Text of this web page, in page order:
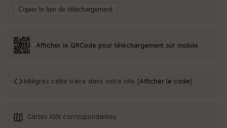
Afficher le QRCode pour téléchargement sur mobile
Intégrez cette trace dans votre site [Afficher le code]
Cartes IGN correspondantes